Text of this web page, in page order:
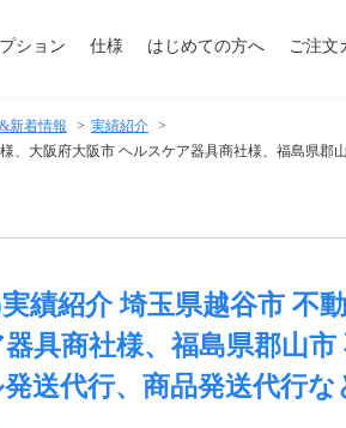
ション 仕様 はじめての方へ ご注文
新着情報 > 実績紹介 >
、大阪府大阪市 ヘルスケア器具商社様、福島県
績紹介 埼玉県越谷市 不
具商社様、福島県郡山
送代行、商品発送代行